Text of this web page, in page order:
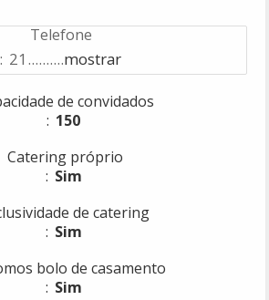
Telefone
21..........mostrar
de convidados
150
Catering próprio
Sim
de catering
Sim
bolo de casamento
Sim